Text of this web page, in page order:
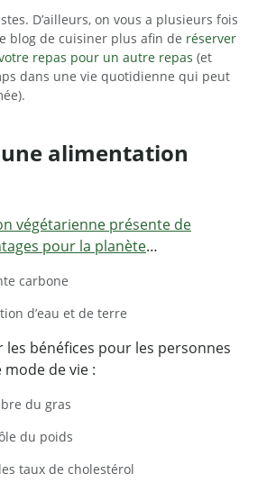
D’ailleurs, on vous a plusieurs fois
blog de cuisiner plus afin de réserver
repas pour un autre repas (et
dans une vie quotidienne qui peut
alimentation
végétarienne présente de
pour la planète…
carbone
d’eau et de terre
bénéfices pour les personnes
de vie :
du gras
du poids
taux de cholestérol